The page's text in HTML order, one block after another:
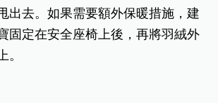
出去。如果需要額外保暖措施，建
固定在安全座椅上後，再將羽絨外
。